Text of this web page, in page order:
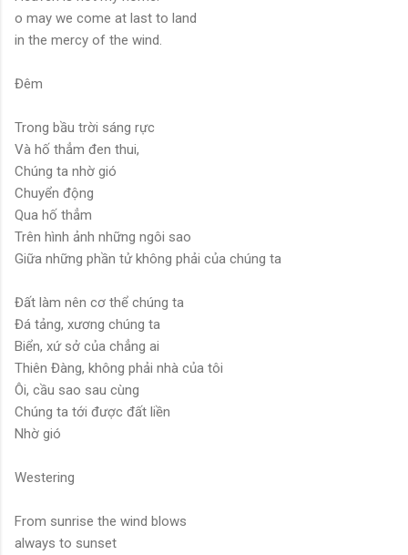
o may we come at last to land
in the mercy of the wind.
Đêm
Trong bầu trời sáng rực
Và hố thẳm đen thui,
Chúng ta nhờ gió
Chuyển động
Qua hố thẳm
Trên hình ảnh những ngôi sao
Giữa những phần tử không phải của chúng ta
Đất làm nên cơ thể chúng ta
Đá tảng, xương chúng ta
Biển, xứ sở của chẳng ai
Thiên Đàng, không phải nhà của tôi
Ôi, cầu sao sau cùng
Chúng ta tới được đất liền
Nhờ gió
Westering
From sunrise the wind blows
always to sunset